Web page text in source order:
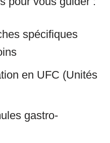
spécifiques
en UFC (Unités
gastro-